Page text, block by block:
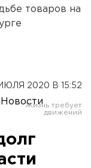
товаров на
ИЮЛЯ 2020 В 15:52